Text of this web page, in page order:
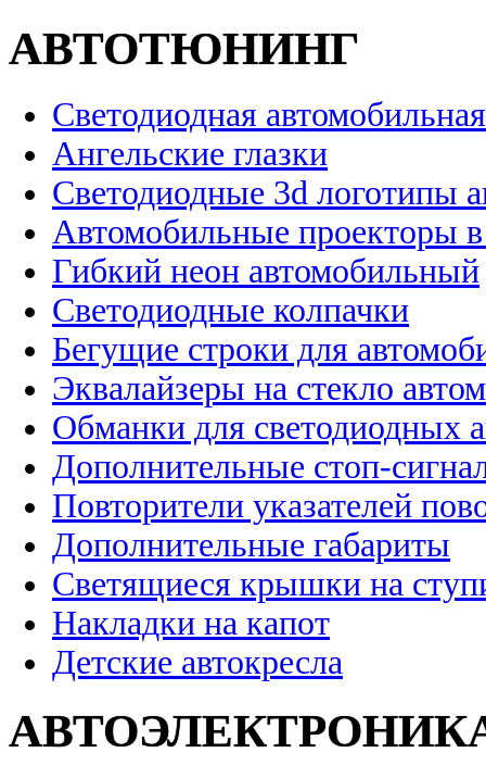
АВТОТЮНИНГ
Светодиодная
Ангельские глазки
Светодиодные 3d логотипы
Автомобильные проекторы
Гибкий неон автомобильный
Светодиодные колпачки
Бегущие строки для
Эквалайзеры на стекло
Обманки для светодиодных
Дополнительные стоп-
Повторители указателей
Дополнительные габариты
Светящиеся крышки на
Накладки на капот
Детские автокресла